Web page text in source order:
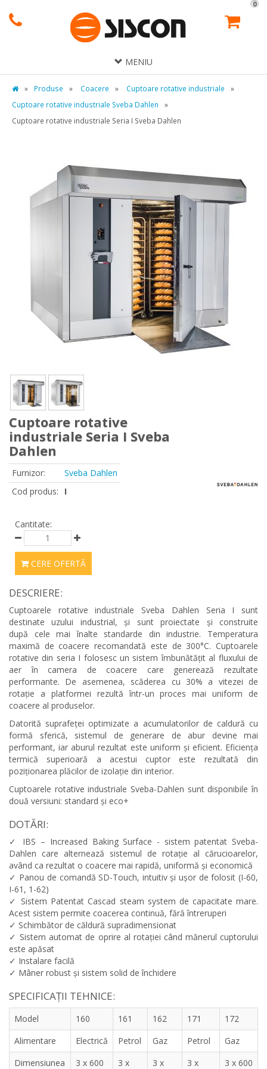
0
MENIU
» Produse » Coacere » Cuptoare rotative industriale
»
Cuptoare rotative industriale Sveba Dahlen
»
Cuptoare rotative industriale Seria I Sveba Dahlen
Cuptoare rotative
industriale Seria I Sveba
Dahlen
Furnizor:
Sveba Dahlen
Cod produs:
I
Cantitate:
CERE OFERTĂ
DESCRIERE:
Cuptoarele rotative industriale Sveba Dahlen Seria I sunt
destinate uzului industrial, și sunt proiectate și construite
după cele mai înalte standarde din industrie. Temperatura
maximă de coacere recomandată este de 300°C. Cuptoarele
rotative din seria I folosesc un sistem îmbunătățit al fluxului de
aer în camera de coacere care generează rezultate
performante. De asemenea, scăderea cu 30% a vitezei de
rotație a platformei rezultă într-un proces mai uniform de
coacere al produselor.
Datorită suprafeței optimizate a acumulatorilor de caldură cu
formă sferică, sistemul de generare de abur devine mai
performant, iar aburul rezultat este uniform și eficient. Eficiența
termică superioară a acestui cuptor este rezultată din
poziționarea plăcilor de izolație din interior.
Cuptoarele rotative industriale Sveba-Dahlen sunt disponibile în
două versiuni: standard și eco+
DOTĂRI:
✓ IBS – Increased Baking Surface - sistem patentat Sveba-
Dahlen care alternează sistemul de rotație al cărucioarelor,
având ca rezultat o coacere mai rapidă, uniformă și economică
✓ Panou de comandă SD-Touch, intuitiv și ușor de folosit (I-60,
I-61, 1-62)
✓ Sistem Patentat Cascad steam system de capacitate mare.
Acest sistem permite coacerea continuă, fără întreruperi
✓ Schimbător de căldură supradimensionat
✓ Sistem automat de oprire al rotației când mănerul cuptorului
este apăsat
✓ Instalare facilă
✓ Mâner robust și sistem solid de închidere
SPECIFICAȚII TEHNICE:
Model 160 161 162 171
172
Alimentare
Electrică Petrol Gaz Petrol
Gaz
Dimensiunea
3 x 600 3 x 3 x 3 x 3 x 600